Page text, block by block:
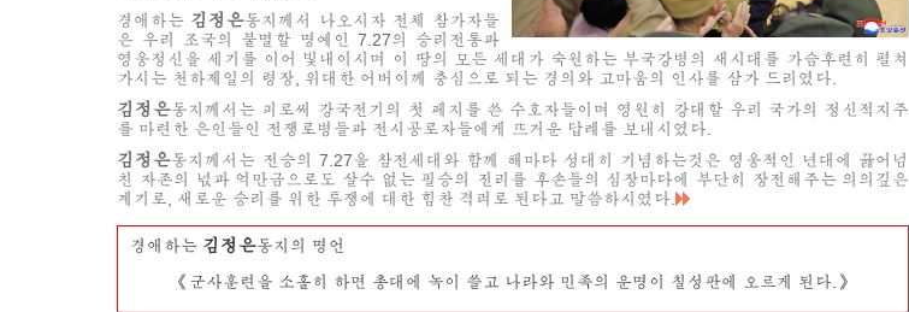
경애하는 김정은동지께서 나오시자 전체 참가자들
은 우리 조국의 불멸할 명예인 7.27의 승리전통과
영웅정신을 세기를 이어 빛내이시며 이 땅의 모든 세대가 숙원하는 부국강병의 새시대를 가슴후련히 펼쳐
가시는 천하제일의 령장, 위대한 어버이께 충심으로 되는 경의와 고마움의 인사를 삼가 드리였다.
김정은동지께서는 피로써 강국전기의 첫 페지를 쓴 수호자들이며 영원히 강대할 우리 국가의 정신적지주
를 마련한 은인들인 전쟁로병들과 전시공로자들에게 뜨거운 답례를 보내시였다.
김정은동지께서는 전승의 7.27을 참전세대와 함께 해마다 성대히 기념하는것은 영웅적인 년대에 끓어넘
친 자존의 넋과 억만금으로도 살수 없는 필승의 진리를 후손들의 심장마다에 부단히 장전해주는 의의깊은
계기로, 새로운 승리를 위한 투쟁에 대한 힘찬 격려로 된다고 말씀하시였다.
경애하는 김정은동지의 명언
《군사훈련을 소홀히 하면 총대에 녹이 쓸고 나라와 민족의 운명이 칠성판에 오르게 된다.》